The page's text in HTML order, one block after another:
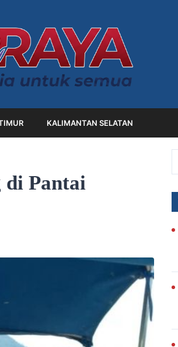
KALIMANTAN SELATAN
di Pantai